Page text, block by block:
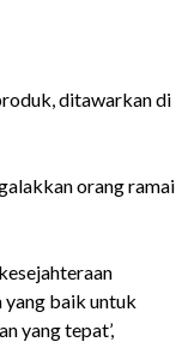
ditawarkan di
orang ramai
yang baik untuk
yang tepat’,